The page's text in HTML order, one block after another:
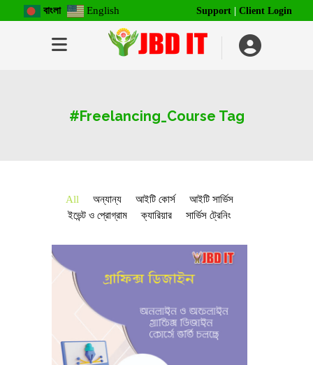
বাংলা English Support Client Login
#Freelancing_Course Tag
All অন্যান্য আইটি কোর্স
আইটি সার্ভিস
ইভেন্ট ও প্রোগ্রাম
ক্যারিয়ার সার্ভিস ট্রেনিং